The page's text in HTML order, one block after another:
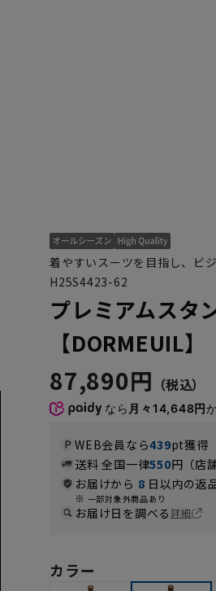
BE7 BE8
着やすいスーツを目指し、ビ
H25S4423-62
プレミアムスタ
【DORMEUIL
87,890円
なら 月々14,648円
WEB会員なら439pt獲得
送料 全国一律550円（店
お届けから 8 日以内の返
一部対象外商品あり
お届け日を調べる詳細
カラー